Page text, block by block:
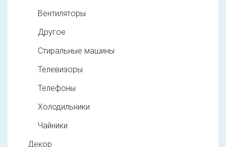
Вентиляторы
Другое
Стиральные машины
Телевизоры
Телефоны
Холодильники
Чайники
Декор